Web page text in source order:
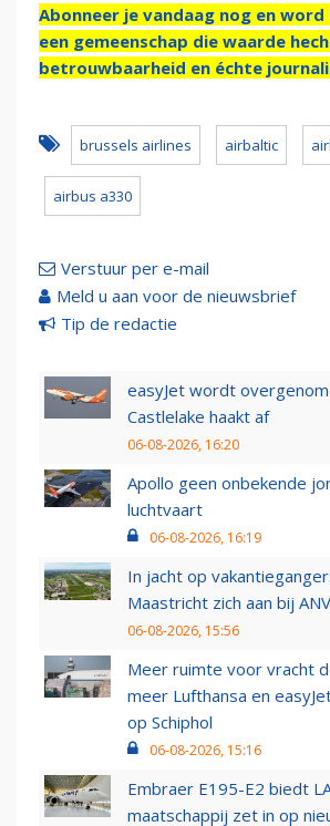
Abonneer je vandaag nog en
een gemeenschap die waarde
betrouwbaarheid en échte
brussels airlines airbaltic
airbus a330
Verstuur per e-mail
Meld u aan voor de nieuwsbrief
Tip de redactie
easyJet wordt
Castlelake haakt af
06-08-2026, 16:20
Apollo geen onbekende
luchtvaart
06-08-2026, 16:19
In jacht op
Maastricht zich aan bij
06-08-2026, 15:56
Meer ruimte voor vracht
meer Lufthansa en
op Schiphol
06-08-2026, 15:16
Embraer E195-E2 biedt
maatschappij zet in op